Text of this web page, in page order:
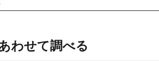
わせて調べる